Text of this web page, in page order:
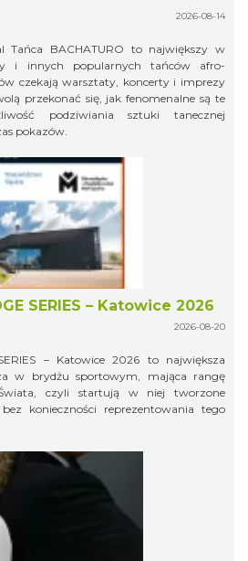
2026-08-14
Tańca BACHATURO to największy w
i innych popularnych tańców afro-
czekają warsztaty, koncerty i imprezy
przekonać się, jak fenomenalne są te
podziwiania sztuki tanecznej
pokazów.
SERIES – Katowice 2026
2026-08-20
– Katowice 2026 to największa
w brydżu sportowym, mająca rangę
czyli startują w niej tworzone
konieczności reprezentowania tego